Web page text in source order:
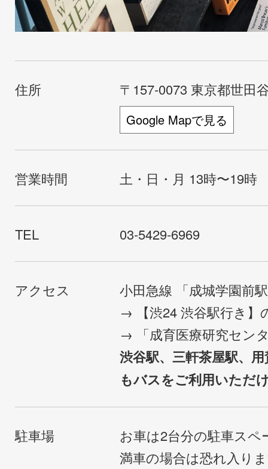
住所 〒157-0073 東京都世田
Google Mapで見る
営業時間 土・日・月 13時〜19時
TEL 03-5429-6969
アクセス
小田急線 「成城学園前
→ 【渋24 渋谷駅行き】
→ 「成育医療研究セン
渋谷駅、三軒茶屋駅、
もバスをご利用いただ
駐車場
お車は2台分の駐車ス
満車の場合は恐れ入り